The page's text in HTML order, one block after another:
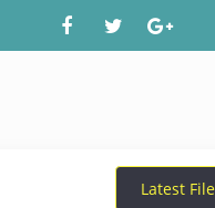
Latest File